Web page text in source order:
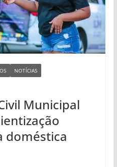
NOTÍCIAS
Municipal
doméstica